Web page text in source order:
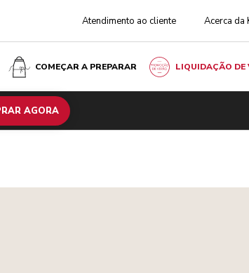
Atendimento ao cliente Acerca da
COMEÇAR A PREPARAR LIQUIDAÇÃO DE
AGORA